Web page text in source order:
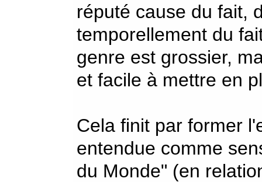
réputé cause du fait,
temporellement du
genre est grossier,
et facile à mettre en
Cela finit par former
entendue comme
du Monde" (en